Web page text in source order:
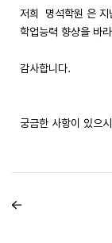
저희 명석학원 은 지
학업능력 향샹을 바
감사합니다.
궁금한 사항이 있으